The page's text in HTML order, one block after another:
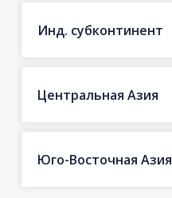
Инд. субконтинент
Центральная Азия
Юго-Восточная Азия